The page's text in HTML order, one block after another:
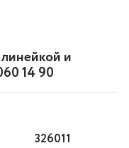
и
14 90
326011